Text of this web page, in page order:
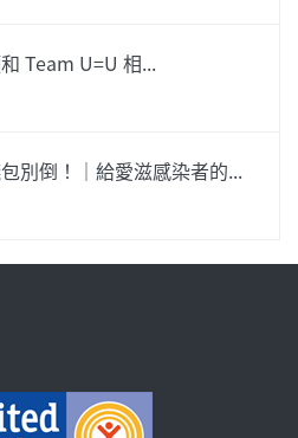
Team U=U 相...
別倒！｜給愛滋感染者的...